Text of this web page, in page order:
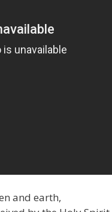
and earth,